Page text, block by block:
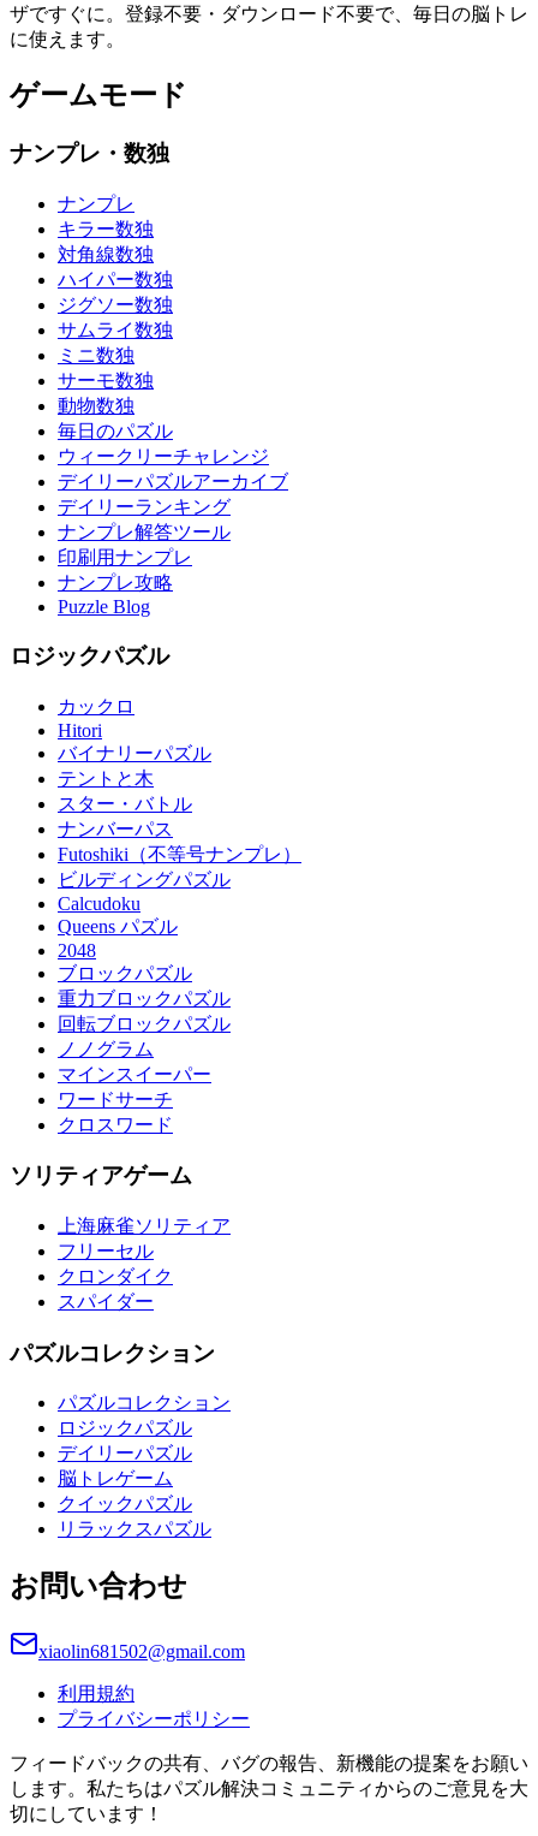
ザですぐに。登録不要・ダウンロード不要で、毎日の脳トレ
に使えます。
ゲームモード
ナンプレ・数独
ナンプレ
キラー数独
対角線数独
ハイパー数独
ジグソー数独
サムライ数独
ミニ数独
サーモ数独
動物数独
毎日のパズル
ウィークリーチャレンジ
デイリーパズルアーカイブ
デイリーランキング
ナンプレ解答ツール
印刷用ナンプレ
ナンプレ攻略
Puzzle Blog
ロジックパズル
カックロ
Hitori
バイナリーパズル
テントと木
スター・バトル
ナンバーパス
Futoshiki（不等号ナンプレ）
ビルディングパズル
Calcudoku
Queens パズル
2048
ブロックパズル
重力ブロックパズル
回転ブロックパズル
ノノグラム
マインスイーパー
ワードサーチ
クロスワード
ソリティアゲーム
上海麻雀ソリティア
フリーセル
クロンダイク
スパイダー
パズルコレクション
パズルコレクション
ロジックパズル
デイリーパズル
脳トレゲーム
クイックパズル
リラックスパズル
お問い合わせ
xiaolin681502@gmail.com
利用規約
プライバシーポリシー
フィードバックの共有、バグの報告、新機能の提案をお願い
します。私たちはパズル解決コミュニティからのご意見を大
切にしています！